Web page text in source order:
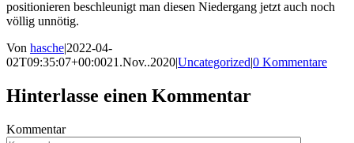
positionieren beschleunigt man diesen Niedergang jetzt auch noch
völlig unnötig.
Von hasche|2022-04-
02T09:35:07+00:0021.Nov..2020|Uncategorized|0 Kommentare
Hinterlasse einen Kommentar
Kommentar